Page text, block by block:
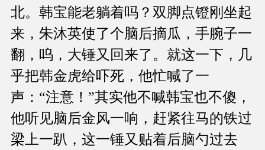
北。韩宝能老躺着吗？双脚点镫刚坐起
来，朱沐英使了个脑后摘瓜，手腕子一
翻，呜，大锤又回来了。就这一下，几
乎把韩金虎给吓死，他忙喊了一
声：“注意！”其实他不喊韩宝也不傻，
他听见脑后金风一响，赶紧往马的铁过
梁上一趴，这一锤又贴着后脑勺过去